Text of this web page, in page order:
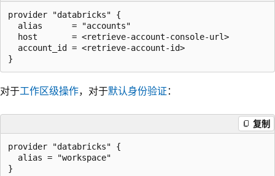
provider "databricks" {
  alias      = "accounts"
  host       = <retrieve-account-console-url>
  account_id = <retrieve-account-id>
对于工作区级操作，对于默认身份验证：
复制
provider "databricks" {
  alias = "workspace"